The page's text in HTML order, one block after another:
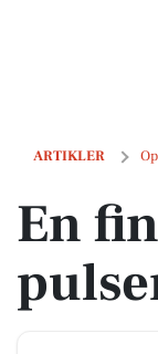
ARTIKLER
En finger på
En